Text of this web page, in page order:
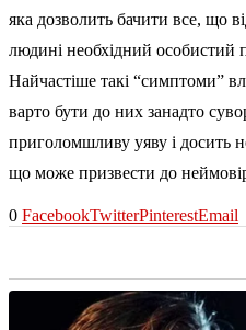
яка дозволить бачити все, що
людині необхідний особистий
Найчастіше такі “симптоми”
варто бути до них занадто
приголомшливу уяву і досить
що може призвести до
0 FacebookTwitterPinterestEmail